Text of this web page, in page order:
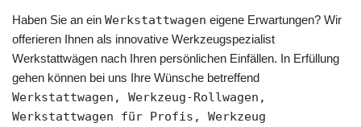
Haben Sie an ein Werkstattwagen eigene Erwartungen? Wir
offerieren Ihnen als innovative Werkzeugspezialist
Werkstattwägen nach Ihren persönlichen Einfällen. In Erfüllung
gehen können bei uns Ihre Wünsche betreffend
Werkstattwagen, Werkzeug-Rollwagen,
Werkstattwagen für Profis, Werkzeug